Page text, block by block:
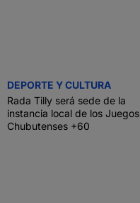
DEPORTE Y CULTURA
Rada Tilly será sede de la
instancia local de los Juegos
Chubutenses +60